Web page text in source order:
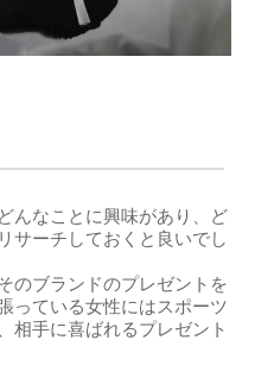
んなことに興味があり、ど
サーチしておくと良いでし
のブランドのプレゼントを
っている女性にはスポーツ
相手に喜ばれるプレゼント